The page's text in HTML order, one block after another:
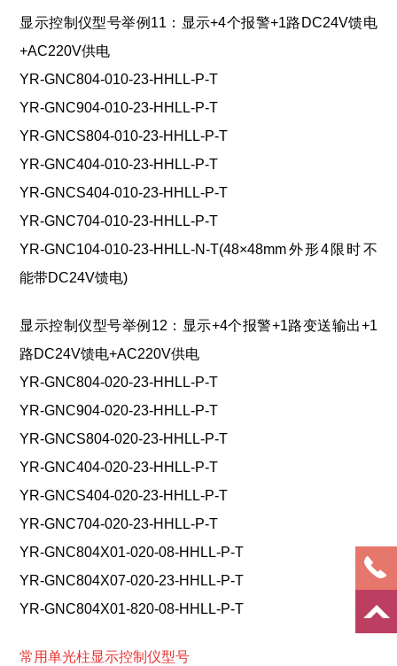
显示控制仪型号举例11：显示+4个报警+1路DC24V馈电
+AC220V供电
YR-GNC804-010-23-HHLL-P-T
YR-GNC904-010-23-HHLL-P-T
YR-GNCS804-010-23-HHLL-P-T
YR-GNC404-010-23-HHLL-P-T
YR-GNCS404-010-23-HHLL-P-T
YR-GNC704-010-23-HHLL-P-T
YR-GNC104-010-23-HHLL-N-T(48×48mm外形4限时不
能带DC24V馈电)
显示控制仪型号举例12：显示+4个报警+1路变送输出+1
路DC24V馈电+AC220V供电
YR-GNC804-020-23-HHLL-P-T
YR-GNC904-020-23-HHLL-P-T
YR-GNCS804-020-23-HHLL-P-T
YR-GNC404-020-23-HHLL-P-T
YR-GNCS404-020-23-HHLL-P-T
YR-GNC704-020-23-HHLL-P-T
YR-GNC804X01-020-08-HHLL-P-T
YR-GNC804X07-020-23-HHLL-P-T
YR-GNC804X01-820-08-HHLL-P-T
常用单光柱显示控制仪型号